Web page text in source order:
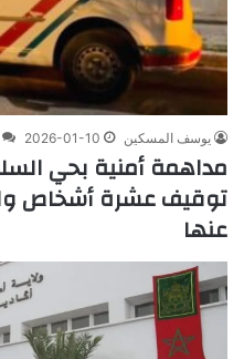
يوسف المسكين 2026-01-10
مداهمة أمنية بحي
توقيف عشرة أشخاص
عنها